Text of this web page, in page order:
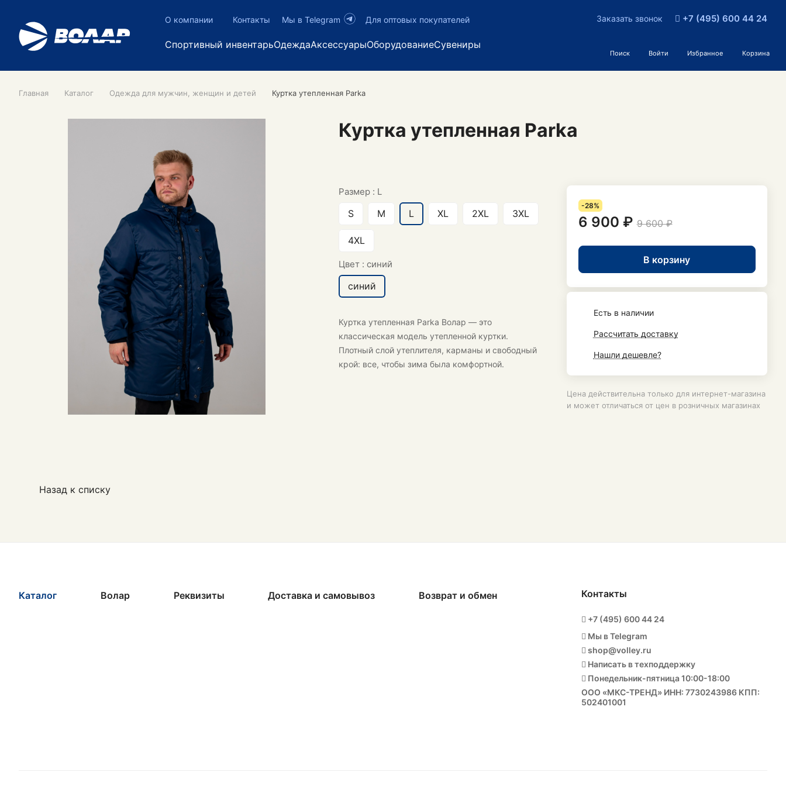
О компании Контакты Мы в Telegram Для оптовых покупателей
Спортивный инвентарьОдеждаАксессуарыОборудованиеСувениры
Заказать звонок +7 (495) 600 44 24
Поиск Войти Избранное Корзина
Главная Каталог Одежда для мужчин, женщин и детей Куртка утепленная Parka
Куртка утепленная Parka
Размер : L
S M L XL 2XL 3XL
4XL
Цвет : синий
синий
Куртка утепленная Parka Волар — это
классическая модель утепленной куртки.
Плотный слой утеплителя, карманы и свободный
крой: все, чтобы зима была комфортной.
-28%
6 900 ₽ 9 600 ₽
В корзину
Есть в наличии
Рассчитать доставку
Нашли дешевле?
Цена действительна только для интернет-магазина
и может отличаться от цен в розничных магазинах
Назад к списку
Каталог Волар Реквизиты Доставка и самовывоз Возврат и обмен Контакты
+7 (495) 600 44 24
Мы в Telegram
shop@volley.ru
Написать в техподдержку
Понедельник-пятница 10:00-18:00
ООО «МКС-ТРЕНД» ИНН: 7730243986 КПП:
502401001